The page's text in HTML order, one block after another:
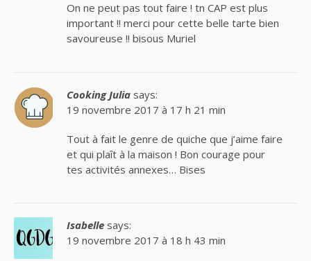
On ne peut pas tout faire ! tn CAP est plus
important !! merci pour cette belle tarte bien
savoureuse !! bisous Muriel
Cooking Julia says:
19 novembre 2017 à 17 h 21 min
Tout à fait le genre de quiche que j’aime faire
et qui plaît à la maison ! Bon courage pour
tes activités annexes… Bises
Isabelle says:
19 novembre 2017 à 18 h 43 min